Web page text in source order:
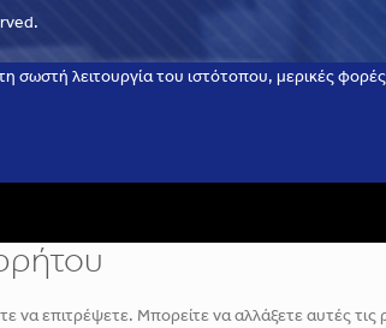
σωστή λειτουργία του ιστότοπου, μερικές
να επιτρέψετε. Μπορείτε να αλλάξετε αυτές τις